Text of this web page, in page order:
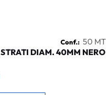
Conf.: 50 MT
DIAM. 40MM NERO